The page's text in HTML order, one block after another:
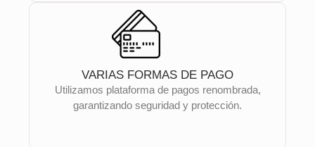
VARIAS FORMAS DE PAGO
Utilizamos plataforma de pagos renombrada,
garantizando seguridad y protección.